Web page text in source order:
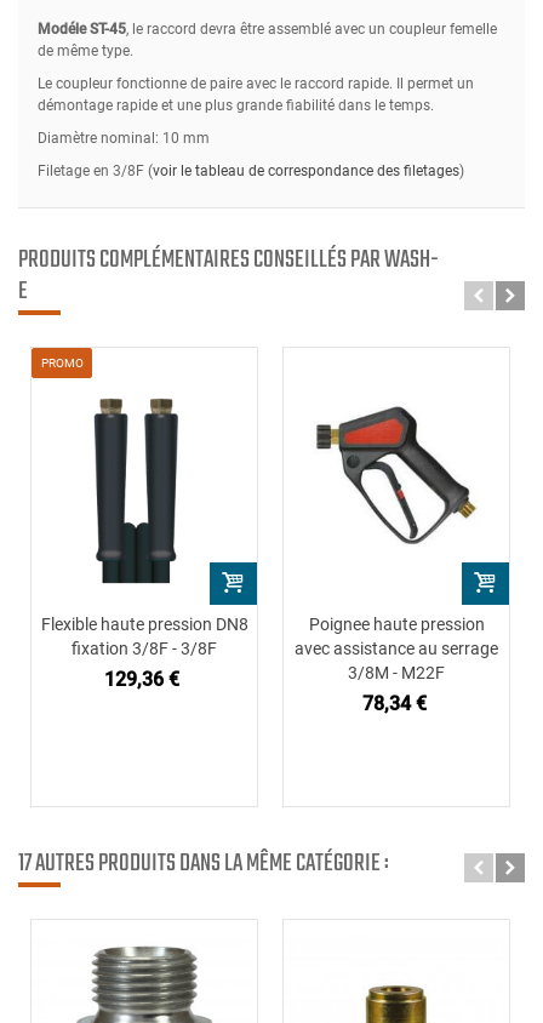
Modéle ST-45, le raccord devra être assemblé avec un coupleur femelle
de même type.
Le coupleur fonctionne de paire avec le raccord rapide. Il permet un
démontage rapide et une plus grande fiabilité dans le temps.
Diamètre nominal: 10 mm
Filetage en 3/8F (voir le tableau de correspondance des filetages)
PRODUITS COMPLÉMENTAIRES CONSEILLÉS PAR WASH-
E
PROMO
Flexible haute pression DN8
fixation 3/8F - 3/8F
129,36 €
Poignee haute pression
avec assistance au serrage
3/8M - M22F
78,34 €
17 AUTRES PRODUITS DANS LA MÊME CATÉGORIE :